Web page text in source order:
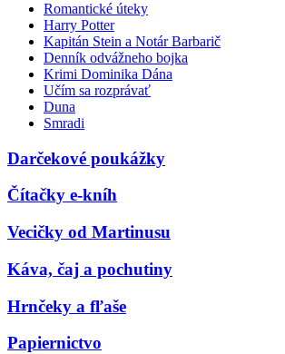
Romantické úteky
Harry Potter
Kapitán Stein a Notár Barbarič
Denník odvážneho bojka
Krimi Dominika Dána
Učím sa rozprávať
Duna
Smradi
Darčekové poukážky
Čítačky e-kníh
Vecičky od Martinusu
Káva, čaj a pochutiny
Hrnčeky a fľaše
Papiernictvo